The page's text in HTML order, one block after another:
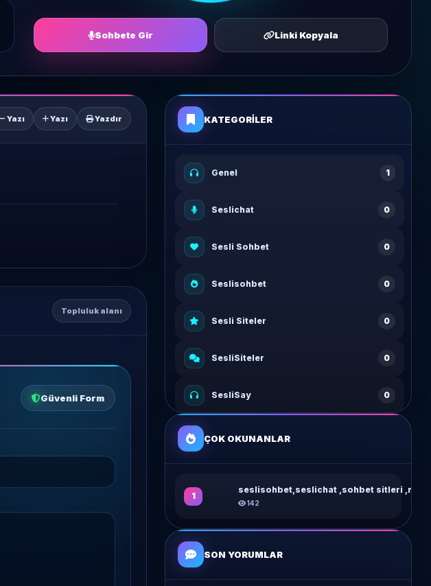
Sohbete Gir Linki Kopyala
Yazı Yazı Yazdır
Topluluk alanı
Güvenli Form
KATEGORILER
Genel 1
Seslichat 0
Sesli Sohbet 0
Seslisohbet 0
Sesli Siteler 0
SesliSiteler 0
SesliSay 0
ÇOK OKUNANLAR
1
seslisohbet,seslichat ,sohbet sitleri ,m...
142
SON YORUMLAR